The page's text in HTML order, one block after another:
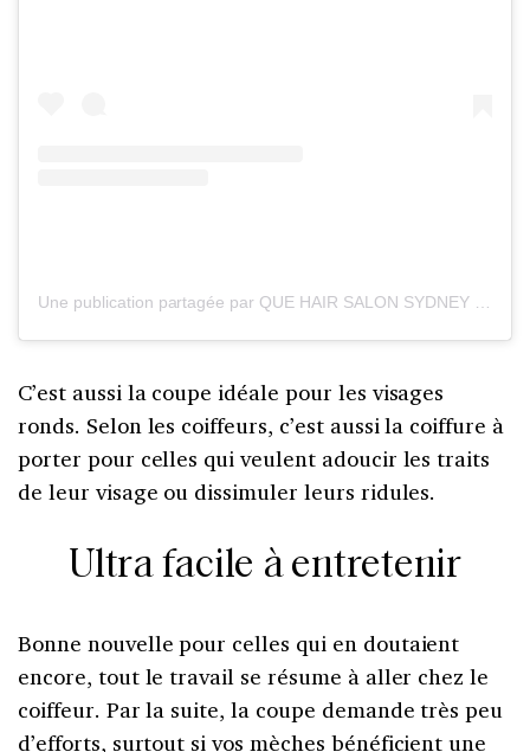
C’est aussi la coupe idéale pour les visages
ronds. Selon les coiffeurs, c’est aussi la coiffure à
porter pour celles qui veulent adoucir les traits
de leur visage ou dissimuler leurs ridules.
Ultra facile à entretenir
Bonne nouvelle pour celles qui en doutaient
encore, tout le travail se résume à aller chez le
coiffeur. Par la suite, la coupe demande très peu
d’efforts, surtout si vos mèches bénéficient une